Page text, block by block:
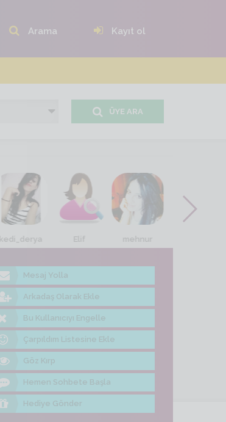
Arama Kayıt ol
ÜYE ARA
kedi_derya Elif mehnur
Mesaj Yolla
Arkadaş Olarak Ekle
Bu Kullanıcıyı Engelle
Çarpıldım Listesine Ekle
Göz Kırp
Hemen Sohbete Başla
Hediye Gönder